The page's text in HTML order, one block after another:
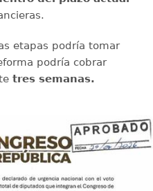
etapas podría tomar
podría cobrar
tres semanas.